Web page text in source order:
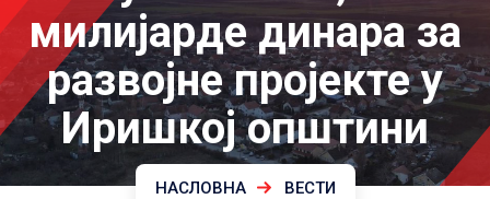
милијарде динара за
развојне пројекте у
Иришкој општини
НАСЛОВНА ВЕСТИ